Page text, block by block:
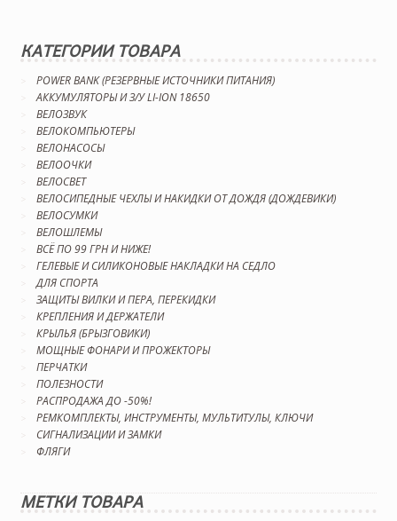
КАТЕГОРИИ ТОВАРА
POWER BANK (РЕЗЕРВНЫЕ ИСТОЧНИКИ ПИТАНИЯ)
АККУМУЛЯТОРЫ И З/У LI-ION 18650
ВЕЛОЗВУК
ВЕЛОКОМПЬЮТЕРЫ
ВЕЛОНАСОСЫ
ВЕЛООЧКИ
ВЕЛОСВЕТ
ВЕЛОСИПЕДНЫЕ ЧЕХЛЫ И НАКИДКИ ОТ ДОЖДЯ (ДОЖДЕВИКИ)
ВЕЛОСУМКИ
ВЕЛОШЛЕМЫ
ВСЁ ПО 99 ГРН И НИЖЕ!
ГЕЛЕВЫЕ И СИЛИКОНОВЫЕ НАКЛАДКИ НА СЕДЛО
ДЛЯ СПОРТА
ЗАЩИТЫ ВИЛКИ И ПЕРА, ПЕРЕКИДКИ
КРЕПЛЕНИЯ И ДЕРЖАТЕЛИ
КРЫЛЬЯ (БРЫЗГОВИКИ)
МОЩНЫЕ ФОНАРИ И ПРОЖЕКТОРЫ
ПЕРЧАТКИ
ПОЛЕЗНОСТИ
РАСПРОДАЖА ДО -50%!
РЕМКОМПЛЕКТЫ, ИНСТРУМЕНТЫ, МУЛЬТИТУЛЫ, КЛЮЧИ
СИГНАЛИЗАЦИИ И ЗАМКИ
ФЛЯГИ
МЕТКИ ТОВАРА